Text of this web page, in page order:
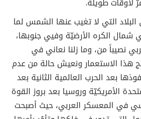
التي لا تغيب عنها الشمس لما
الكره الأرضيّة وفيي جنوبها،
نصيباً من، وما زلنا نعاني في
هذا الاستعمار ونعيش حالة من عدم
بعد الحرب العالمية الثانية بعد
الأمريكيّة وروسيا بعد بروز القوة
في المعسكر العربي، حيث أصبحت